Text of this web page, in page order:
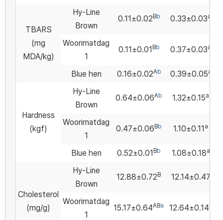
TBARS
(mg
MDA/kg)
Hy-Line
Brown
0.11±0.02Bb 0.33±0.03a
Woorimatdag
1
0.11±0.01 Bb 0.37±0.03a
Blue hen 0.16±0.02Ab 0.39±0.05a
Hardness
(kgf)
Hy-Line
Brown
0.64±0.06Ab 1.32±0.15a
Woorimatdag
1
0.47±0.06Bb 1.10±0.11 a
Blue hen 0.52±0.01 Bb 1.08±0.18a
Cholesterol
(mg/g)
Hy-Line
Brown
12.88±0.72B 12.14±0.47
Woorimatdag
1
15.17±0.64ABa 12.64±0.14